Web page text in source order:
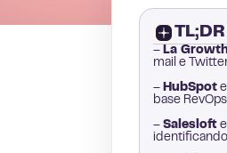
TL;DR
– La
mail e
– HubSpot e
base
– Salesloft e